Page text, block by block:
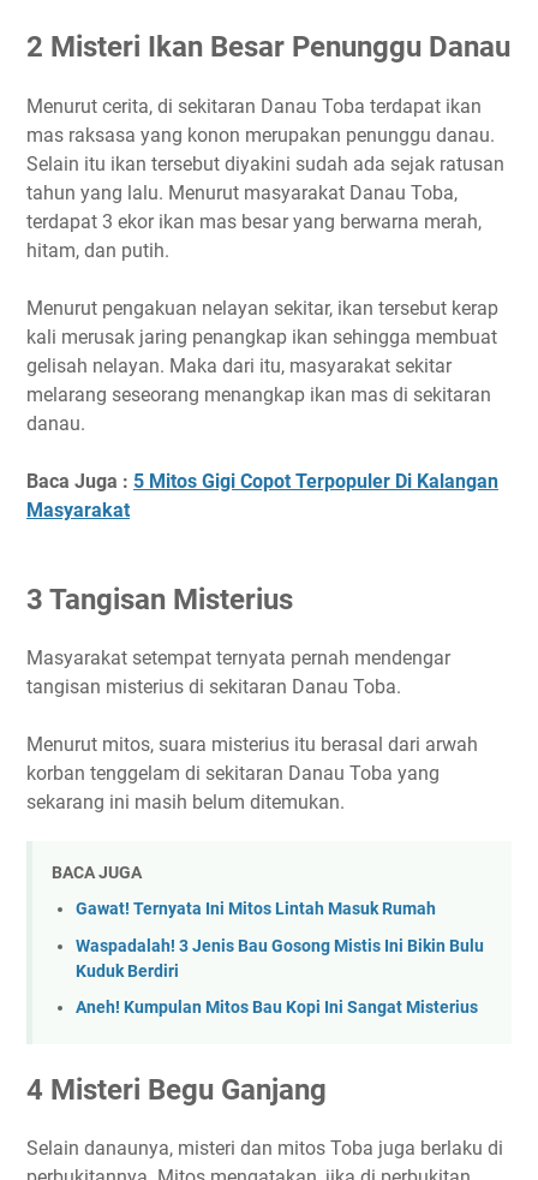
2 Misteri Ikan Besar Penunggu Danau
Menurut cerita, di sekitaran Danau Toba terdapat ikan
mas raksasa yang konon merupakan penunggu danau.
Selain itu ikan tersebut diyakini sudah ada sejak ratusan
tahun yang lalu. Menurut masyarakat Danau Toba,
terdapat 3 ekor ikan mas besar yang berwarna merah,
hitam, dan putih.
Menurut pengakuan nelayan sekitar, ikan tersebut kerap
kali merusak jaring penangkap ikan sehingga membuat
gelisah nelayan. Maka dari itu, masyarakat sekitar
melarang seseorang menangkap ikan mas di sekitaran
danau.
Baca Juga : 5 Mitos Gigi Copot Terpopuler Di Kalangan
Masyarakat
3 Tangisan Misterius
Masyarakat setempat ternyata pernah mendengar
tangisan misterius di sekitaran Danau Toba.
Menurut mitos, suara misterius itu berasal dari arwah
korban tenggelam di sekitaran Danau Toba yang
sekarang ini masih belum ditemukan.
BACA JUGA
Gawat! Ternyata Ini Mitos Lintah Masuk Rumah
Waspadalah! 3 Jenis Bau Gosong Mistis Ini Bikin Bulu
Kuduk Berdiri
Aneh! Kumpulan Mitos Bau Kopi Ini Sangat Misterius
4 Misteri Begu Ganjang
Selain danaunya, misteri dan mitos Toba juga berlaku di